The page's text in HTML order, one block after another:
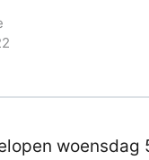
woensdag